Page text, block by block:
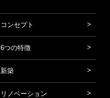
コンセプト
6つの特徴
新築
リノベーション